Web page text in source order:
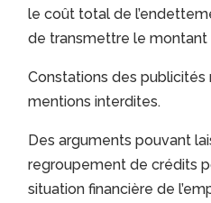
le coût total de
de transmettre le montant
Constations des
mentions interdites.
Des arguments pouvant
regroupement de crédits
situation financière de